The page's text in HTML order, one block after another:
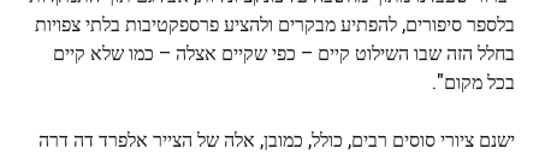
בלספר סיפורים, להפתיע מבקרים ולהציע פרספקטיבות בלתי צפויות
בחלל הזה שבו השילוט קיים – כפי שקיים אצלה – כמו שלא קיים
בכל מקום".
ישנם ציורי סוסים רבים, כולל, כמובן, אלה של הצייר אלפרד דה דרה